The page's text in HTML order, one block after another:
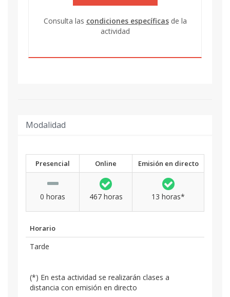
Consulta las condiciones específicasde la
actividad
Modalidad
Presencial Online Emisión en directo
0 horas 467 horas 13 horas*
Horario
Tarde
(*) En esta actividad se realizarán clases a
distancia con emisión en directo